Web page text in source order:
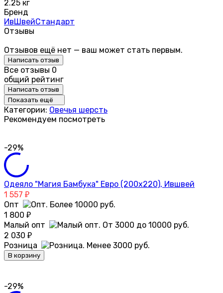
2.25 кг
Бренд
ИвШвейСтандарт
Отзывы
Отзывов ещё нет — ваш может стать первым.
Написать отзыв
Все отзывы 0
общий рейтинг
Написать отзыв
Показать ещё
Категории: Овечья шерсть
Рекомендуем посмотреть
-29%
Одеяло "Магия Бамбука" Евро (200х220), Ившвей
1 557 ₽
Опт
1 800 ₽
Малый опт
2 030 ₽
Розница
В корзину
-29%